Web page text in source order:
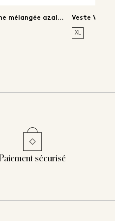
Veste de tailleur en laine mélangée azalée Veste
XL
Paiement sécurisé